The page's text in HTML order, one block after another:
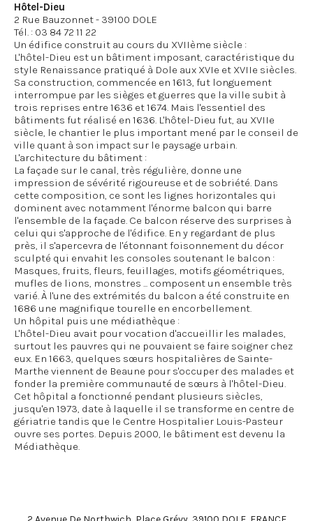
Hôtel-Dieu
2 Rue Bauzonnet - 39100 DOLE
Tél. : 03 84 72 11 22
Un édifice construit au cours du XVIIème siècle :
L'hôtel-Dieu est un bâtiment imposant, caractéristique du
style Renaissance pratiqué à Dole aux XVIe et XVIIe siècles.
Sa construction, commencée en 1613, fut longuement
interrompue par les sièges et guerres que la ville subit à
trois reprises entre 1636 et 1674. Mais l'essentiel des
bâtiments fut réalisé en 1636. L'hôtel-Dieu fut, au XVIIe
siècle, le chantier le plus important mené par le conseil de
ville quant à son impact sur le paysage urbain.
L'architecture du bâtiment :
La façade sur le canal, très régulière, donne une
impression de sévérité rigoureuse et de sobriété. Dans
cette composition, ce sont les lignes horizontales qui
dominent avec notamment l'énorme balcon qui barre
l'ensemble de la façade. Ce balcon réserve des surprises à
celui qui s'approche de l'édifice. En y regardant de plus
près, il s'apercevra de l'étonnant foisonnement du décor
sculpté qui envahit les consoles soutenant le balcon :
Masques, fruits, fleurs, feuillages, motifs géométriques,
mufles de lions, monstres ... composent un ensemble très
varié. À l'une des extrémités du balcon a été construite en
1686 une magnifique tourelle en encorbellement.
Un hôpital puis une médiathèque :
L'hôtel-Dieu avait pour vocation d'accueillir les malades,
surtout les pauvres qui ne pouvaient se faire soigner chez
eux. En 1663, quelques sœurs hospitalières de Sainte-
Marthe viennent de Beaune pour s'occuper des malades et
fonder la première communauté de sœurs à l'hôtel-Dieu.
Cet hôpital a fonctionné pendant plusieurs siècles,
jusqu'en 1973, date à laquelle il se transforme en centre de
gériatrie tandis que le Centre Hospitalier Louis-Pasteur
ouvre ses portes. Depuis 2000, le bâtiment est devenu la
Médiathèque.